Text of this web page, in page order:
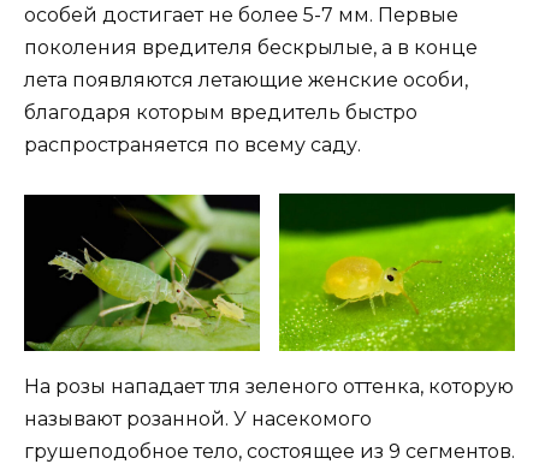
особей достигает не более 5-7 мм. Первые
поколения вредителя бескрылые, а в конце
лета появляются летающие женские особи,
благодаря которым вредитель быстро
распространяется по всему саду.
На розы нападает тля зеленого оттенка, которую
называют розанной. У насекомого
грушеподобное тело, состоящее из 9 сегментов.